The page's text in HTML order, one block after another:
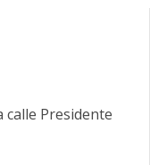
calle Presidente